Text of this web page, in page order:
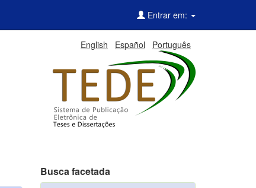
Entrar em:
English Español Português
Busca facetada